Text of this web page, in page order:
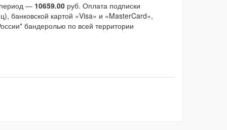
— 10659.00 руб. Оплата подписки
банковской картой «Visa» и «MasterCard»,
бандеролью по всей территории